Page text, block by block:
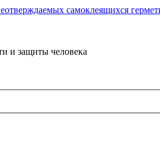
и защиты человека